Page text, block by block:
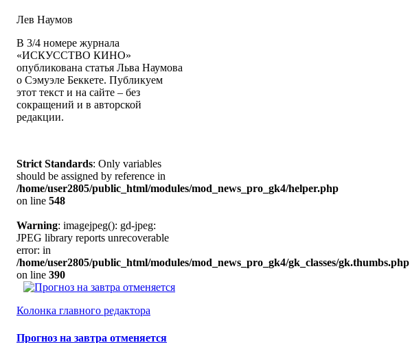
Лев Наумов
В 3/4 номере журнала
«ИСКУССТВО КИНО»
опубликована статья Льва Наумова
о Сэмуэле Беккете. Публикуем
этот текст и на сайте – без
сокращений и в авторской
редакции.
Strict Standards: Only variables
should be assigned by reference in
/home/user2805/public_html/modules/mod_news_pro_gk4/helper.php
on line 548
Warning: imagejpeg(): gd-jpeg:
JPEG library reports unrecoverable
error: in
/home/user2805/public_html/modules/mod_news_pro_gk4/gk_classes/gk.thumbs.php
on line 390
Колонка главного редактора
Прогноз на завтра отменяется